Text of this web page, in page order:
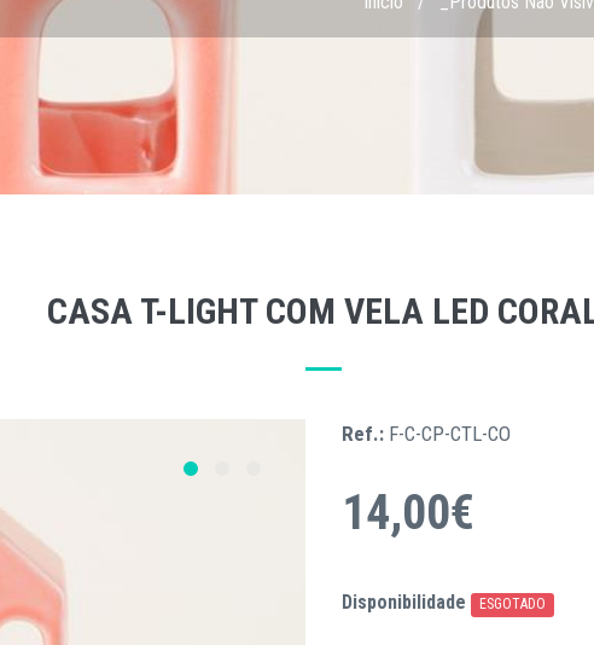
CASA T-LIGHT COM VELA LED
Ref.: F-C-CP-CTL-CO
14,00€
Disponibilidade ESGOTADO